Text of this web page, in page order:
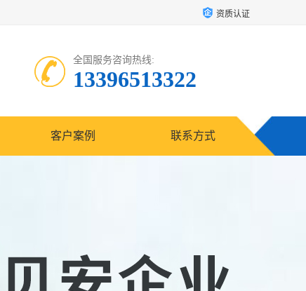
资质认证
全国服务咨询热线:
13396513322
客户案例 联系方式